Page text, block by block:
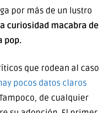
por más de un lustro
curiosidad macabra de
pop.
que rodean al caso
pocos datos claros
de cualquier